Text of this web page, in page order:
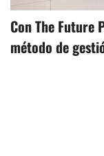
Con The Future
método de